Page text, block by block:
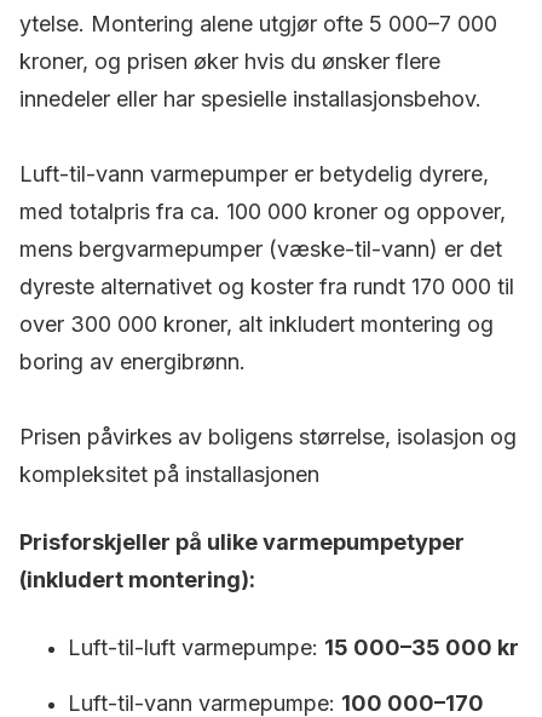
ytelse. Montering alene utgjør ofte 5 000–7 000
kroner, og prisen øker hvis du ønsker flere
innedeler eller har spesielle installasjonsbehov.
Luft-til-vann varmepumper er betydelig dyrere,
med totalpris fra ca. 100 000 kroner og oppover,
mens bergvarmepumper (væske-til-vann) er det
dyreste alternativet og koster fra rundt 170 000 til
over 300 000 kroner, alt inkludert montering og
boring av energibrønn.
Prisen påvirkes av boligens størrelse, isolasjon og
kompleksitet på installasjonen
Prisforskjeller på ulike varmepumpetyper
(inkludert montering):
Luft-til-luft varmepumpe: 15 000–35 000 kr
Luft-til-vann varmepumpe: 100 000–170